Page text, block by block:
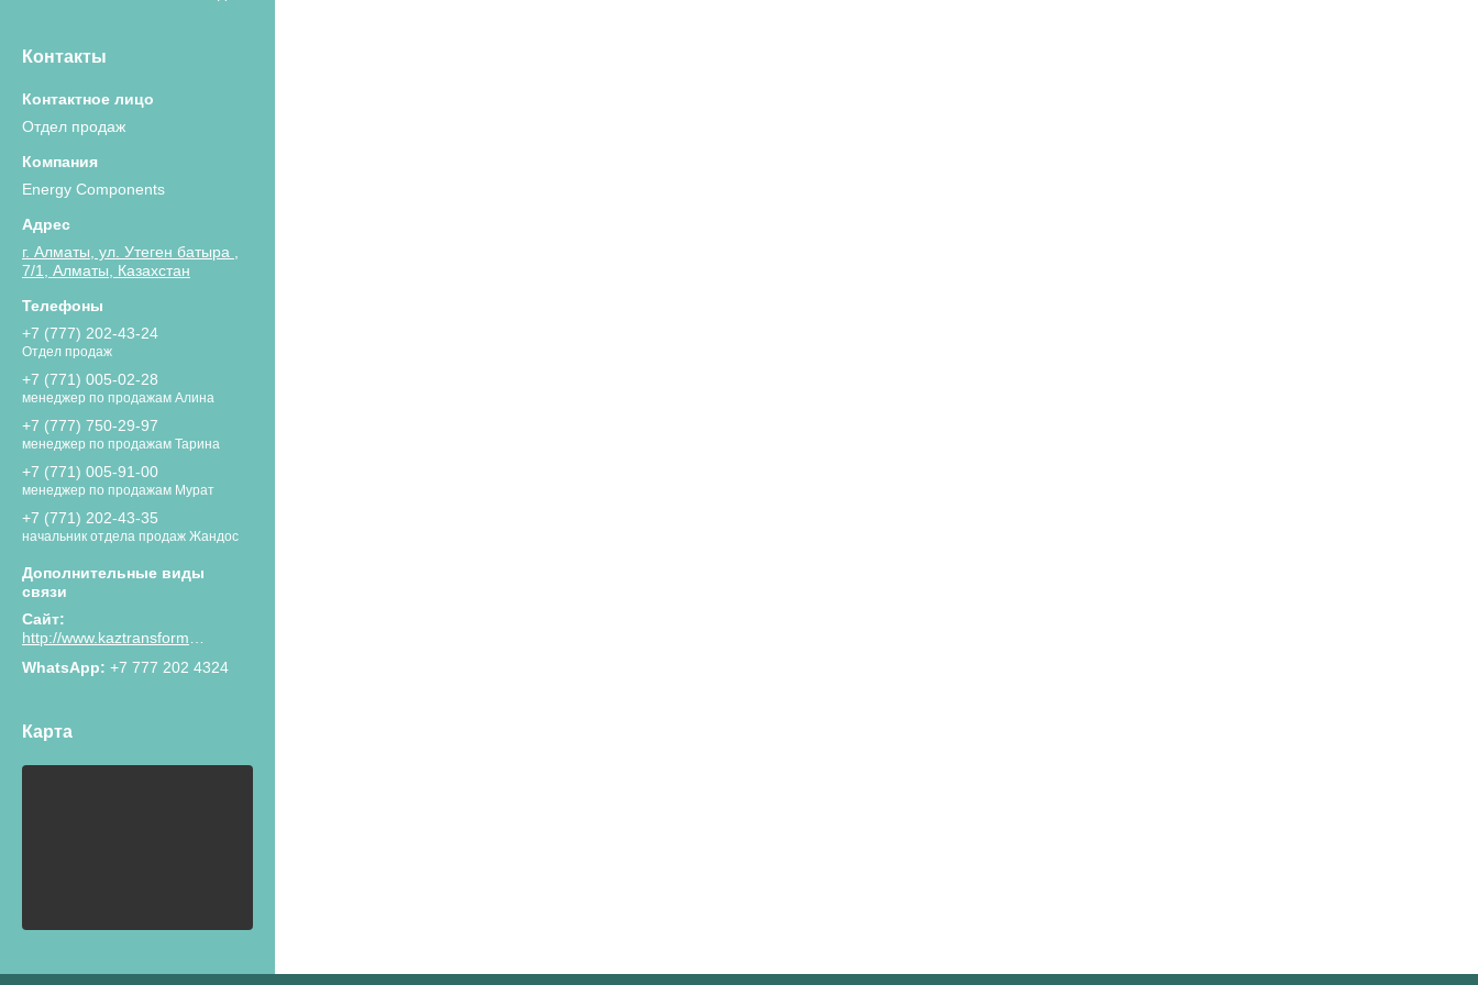
Контакты
Отдел продаж
Energy Components
г. Алматы, ул. Утеген батыра ,
7/1, Алматы, Казахстан
+7 (777) 202-43-24
Отдел продаж
+7 (771) 005-02-28
менеджер по продажам Алина
+7 (777) 750-29-97
менеджер по продажам Тарина
+7 (771) 005-91-00
менеджер по продажам Мурат
+7 (771) 202-43-35
начальник отдела продаж Жандос
+7 777 202 4324
Карта